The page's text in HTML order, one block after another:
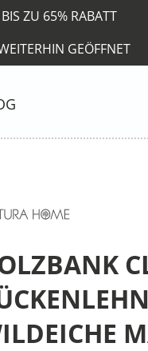
ZU 65% RABATT
GEÖFFNET